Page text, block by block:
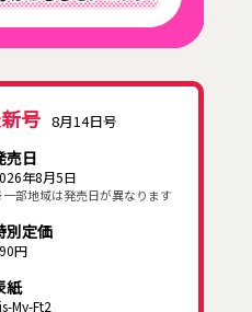
号 8月14日号
売日
年8月5日
部地域は発売日が異なります
別定価
円
紙
My-Ft2